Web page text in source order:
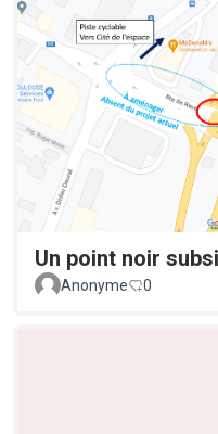
Un point noir
Anonyme 0